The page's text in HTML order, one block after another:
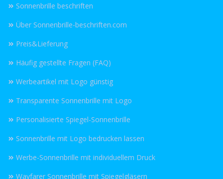
Sonnenbrille beschriften
Über Sonnenbrille-beschriften.com
Preis&Lieferung
Häufig gestellte Fragen (FAQ)
Werbeartikel mit Logo günstig
Transparente Sonnenbrille mit Logo
Personalisierte Spiegel-Sonnenbrille
Sonnenbrille mit Logo bedrucken lassen
Werbe-Sonnenbrille mit individuellem Druck
Wayfarer Sonnenbrille mit Spiegelgläsern